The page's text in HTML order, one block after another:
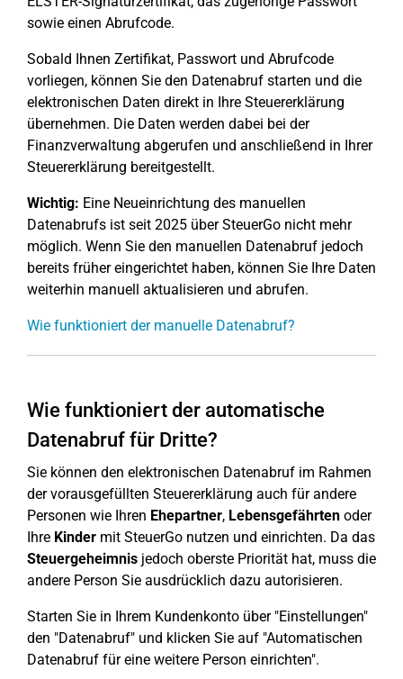
sowie einen Abrufcode.
Sobald Ihnen Zertifikat, Passwort und Abrufcode
vorliegen, können Sie den Datenabruf starten und die
elektronischen Daten direkt in Ihre Steuererklärung
übernehmen. Die Daten werden dabei bei der
Finanzverwaltung abgerufen und anschließend in Ihrer
Steuererklärung bereitgestellt.
Wichtig: Eine Neueinrichtung des manuellen
Datenabrufs ist seit 2025 über SteuerGo nicht mehr
möglich. Wenn Sie den manuellen Datenabruf jedoch
bereits früher eingerichtet haben, können Sie Ihre Daten
weiterhin manuell aktualisieren und abrufen.
Wie funktioniert der manuelle Datenabruf?
Wie funktioniert der automatische
Datenabruf für Dritte?
Sie können den elektronischen Datenabruf im Rahmen
der vorausgefüllten Steuererklärung auch für andere
Personen wie Ihren Ehepartner, Lebensgefährten oder
Ihre Kinder mit SteuerGo nutzen und einrichten. Da das
Steuergeheimnis jedoch oberste Priorität hat, muss die
andere Person Sie ausdrücklich dazu autorisieren.
Starten Sie in Ihrem Kundenkonto über "Einstellungen"
den "Datenabruf" und klicken Sie auf "Automatischen
Datenabruf für eine weitere Person einrichten".